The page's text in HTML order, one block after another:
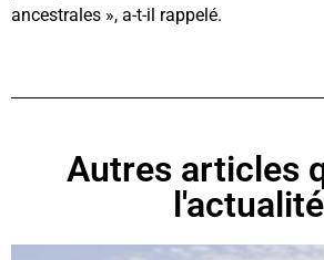
ancestrales », a-t-il rappelé.
Autres articles
l'actualité